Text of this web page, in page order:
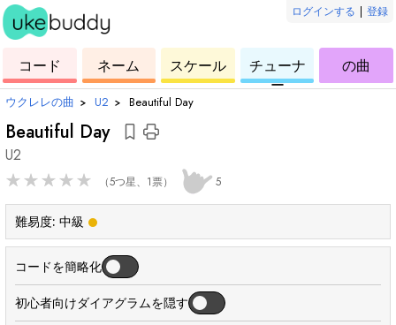
ログインする | 登録
ク
レ
レ
コード
コ
ー
ド
ネーム
ウ
ク
レ
レ
スケール
ク
レ
チューナ
ー
ウ
ク
レ
の曲
ウクレレの曲 › U2 › Beautiful Day
Beautiful Day
ド
U2
★ ★ ★ ★ ★ （5つ星、1票） 5
難易度: 中級
コードを簡略化
初心者向けダイアグラムを隠す